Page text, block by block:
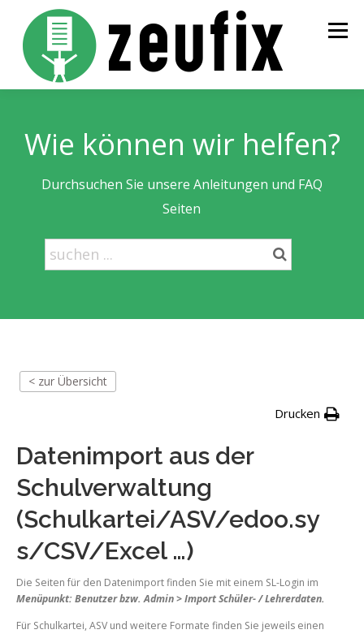
springen
Menü
KONTAKT LOGIN
Wie können wir helfen?
Durchsuchen Sie unsere Anleitungen und FAQ
Seiten
< zur Übersicht
Drucken
Datenimport aus der
Schulverwaltung
(Schulkartei/ASV/edoo.sy
s/CSV/Excel …)
Die Seiten für den Datenimport finden Sie mit einem SL-Login im
Menüpunkt: Benutzer bzw. Admin > Import Schüler- / Lehrerdaten.
Für Schulkartei, ASV und weitere Formate finden Sie jeweils einen